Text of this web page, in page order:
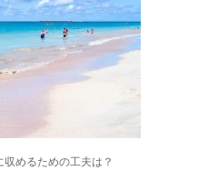
めるための工夫は？